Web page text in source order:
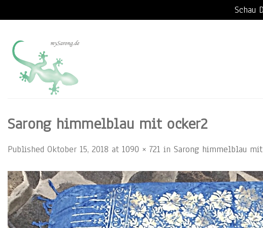
Schau
content
Sarong himmelblau mit ocker2
Published Oktober 15, 2018 at 1090 × 721 in Sarong himmelblau